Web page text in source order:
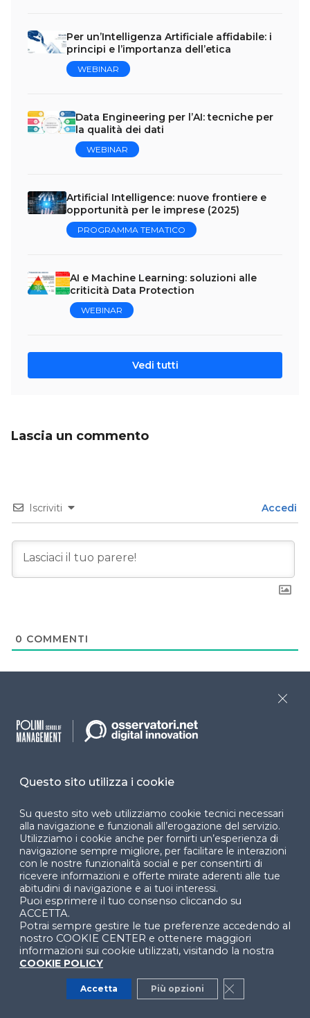
Per un’Intelligenza Artificiale affidabile: i
principi e l’importanza dell’etica
WEBINAR
Data Engineering per l’AI: tecniche per
la qualità dei dati
WEBINAR
Artificial Intelligence: nuove frontiere e
opportunità per le imprese (2025)
PROGRAMMA TEMATICO
AI e Machine Learning: soluzioni alle
criticità Data Protection
WEBINAR
Vedi tutti
Lascia un commento
Iscriviti Accedi
0 COMMENTI
supporto@osservatori.net
Abbonamenti e
Supporto
Guida e supporto
Privati
Aziendali
Report
Grafici
Infografiche
News
Questo sito utilizza i cookie
Su questo sito web utilizziamo cookie tecnici necessari
alla navigazione e funzionali all’erogazione del servizio.
Utilizziamo i cookie anche per fornirti un’esperienza di
navigazione sempre migliore, per facilitare le interazioni
con le nostre funzionalità social e per consentirti di
ricevere informazioni e offerte mirate aderenti alle tue
abitudini di navigazione e ai tuoi interessi.
Puoi esprimere il tuo consenso cliccando su
ACCETTA.
Potrai sempre gestire le tue preferenze accedendo al
nostro COOKIE CENTER e ottenere maggiori
informazioni sui cookie utilizzati, visitando la nostra
COOKIE POLICY
Accetta Più opzioni Close GDPR